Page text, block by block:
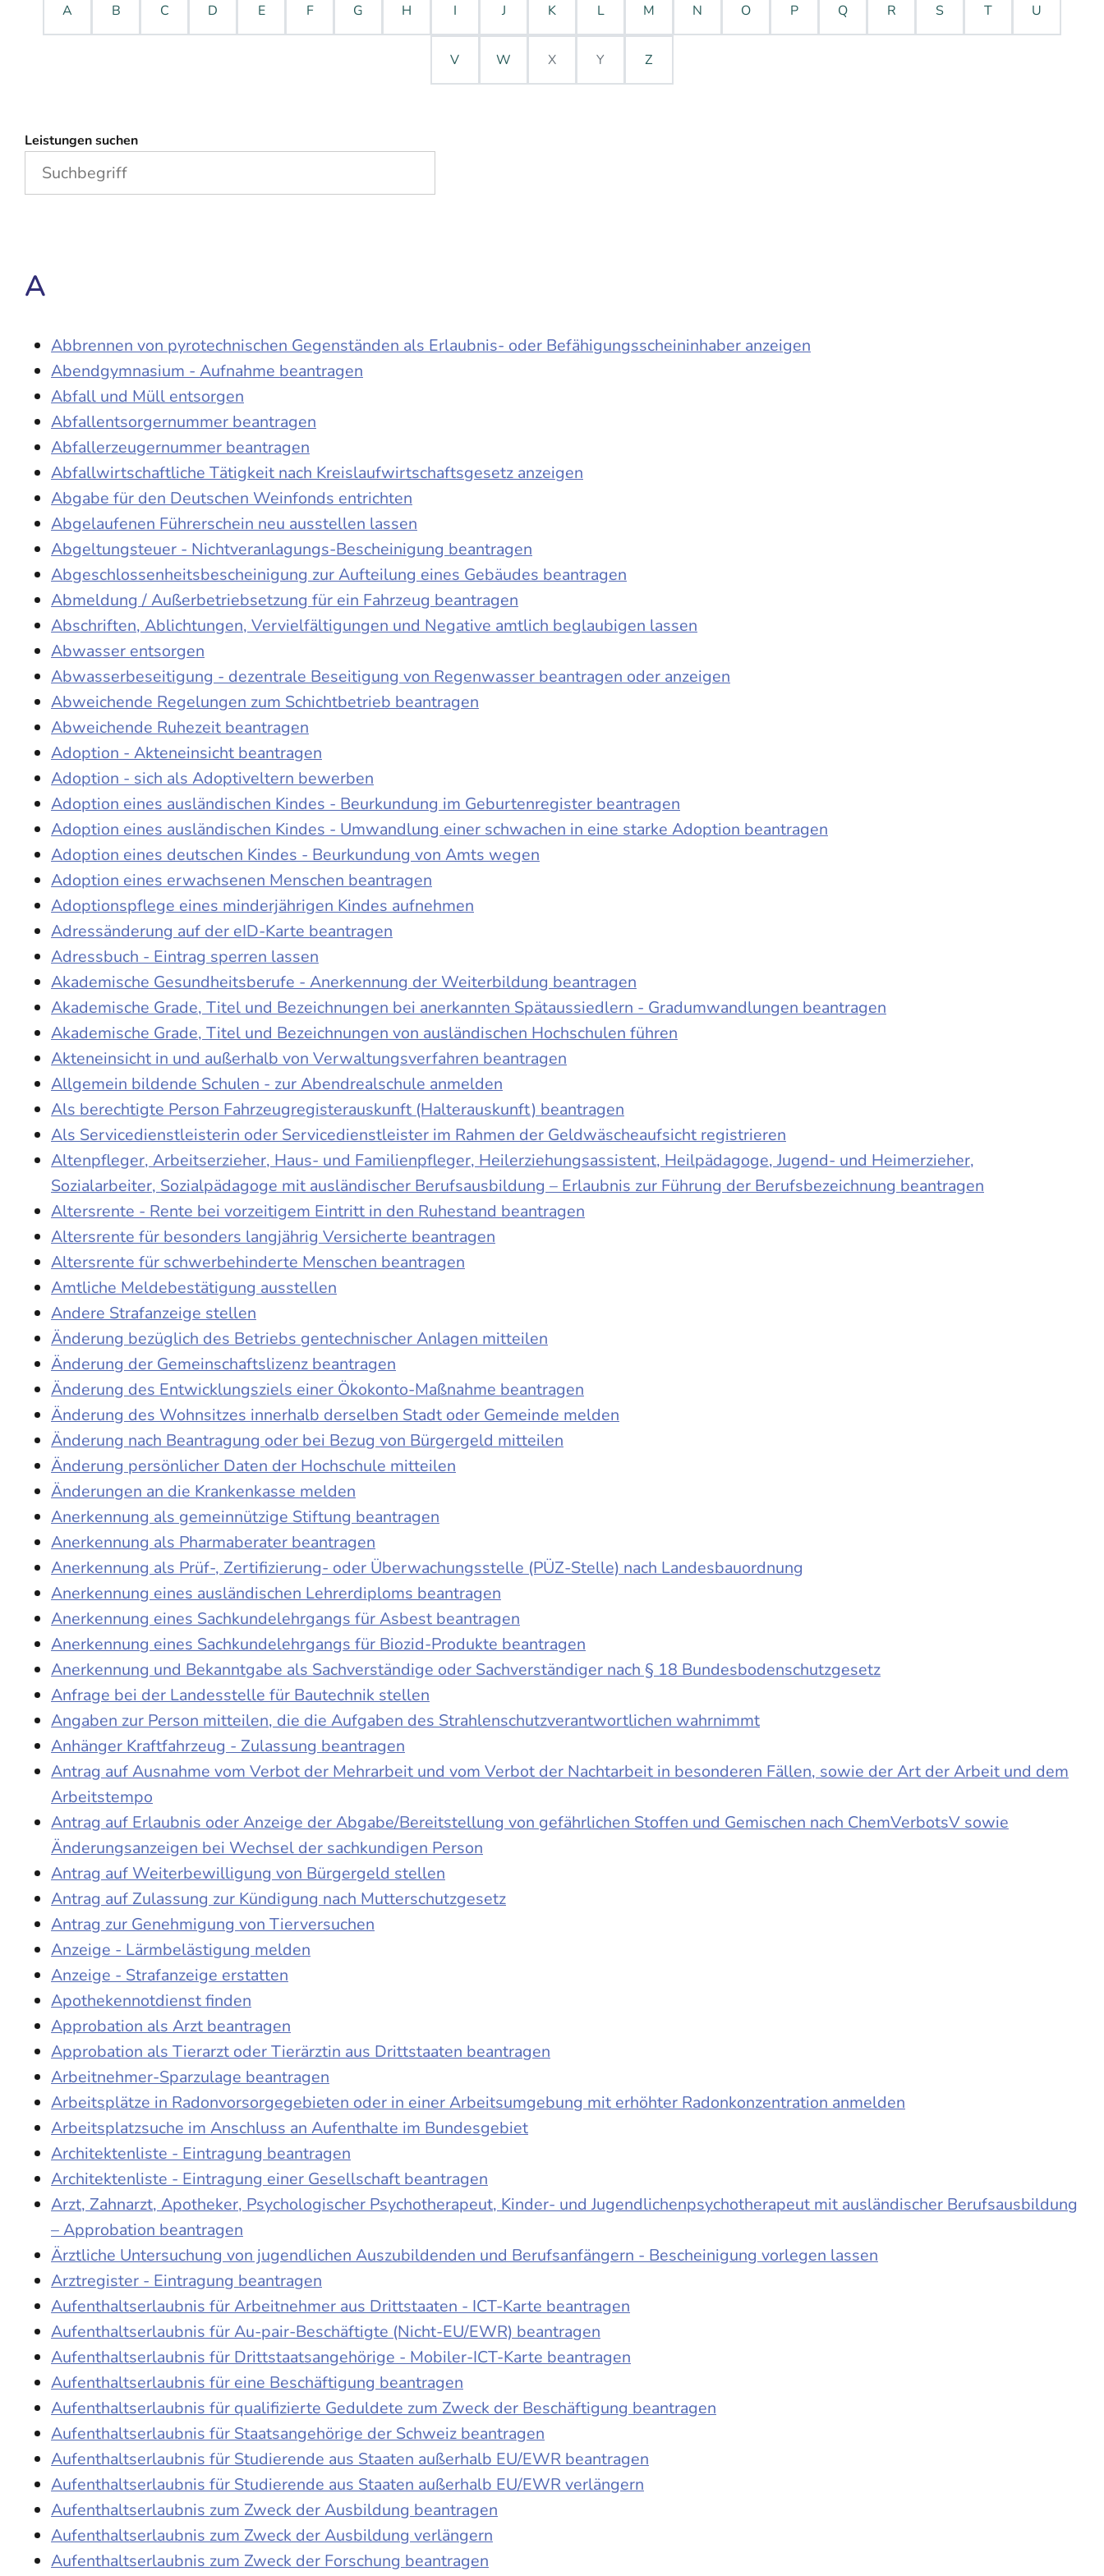
A B C D E F G H I J K L M N O P Q R S T U
V W X Y Z
Leistungen suchen
A
Abbrennen von pyrotechnischen Gegenständen als Erlaubnis- oder Befähigungsscheininhaber anzeigen
Abendgymnasium - Aufnahme beantragen
Abfall und Müll entsorgen
Abfallentsorgernummer beantragen
Abfallerzeugernummer beantragen
Abfallwirtschaftliche Tätigkeit nach Kreislaufwirtschaftsgesetz anzeigen
Abgabe für den Deutschen Weinfonds entrichten
Abgelaufenen Führerschein neu ausstellen lassen
Abgeltungsteuer - Nichtveranlagungs-Bescheinigung beantragen
Abgeschlossenheitsbescheinigung zur Aufteilung eines Gebäudes beantragen
Abmeldung / Außerbetriebsetzung für ein Fahrzeug beantragen
Abschriften, Ablichtungen, Vervielfältigungen und Negative amtlich beglaubigen lassen
Abwasser entsorgen
Abwasserbeseitigung - dezentrale Beseitigung von Regenwasser beantragen oder anzeigen
Abweichende Regelungen zum Schichtbetrieb beantragen
Abweichende Ruhezeit beantragen
Adoption - Akteneinsicht beantragen
Adoption - sich als Adoptiveltern bewerben
Adoption eines ausländischen Kindes - Beurkundung im Geburtenregister beantragen
Adoption eines ausländischen Kindes - Umwandlung einer schwachen in eine starke Adoption beantragen
Adoption eines deutschen Kindes - Beurkundung von Amts wegen
Adoption eines erwachsenen Menschen beantragen
Adoptionspflege eines minderjährigen Kindes aufnehmen
Adressänderung auf der eID-Karte beantragen
Adressbuch - Eintrag sperren lassen
Akademische Gesundheitsberufe - Anerkennung der Weiterbildung beantragen
Akademische Grade, Titel und Bezeichnungen bei anerkannten Spätaussiedlern - Gradumwandlungen beantragen
Akademische Grade, Titel und Bezeichnungen von ausländischen Hochschulen führen
Akteneinsicht in und außerhalb von Verwaltungsverfahren beantragen
Allgemein bildende Schulen - zur Abendrealschule anmelden
Als berechtigte Person Fahrzeugregisterauskunft (Halterauskunft) beantragen
Als Servicedienstleisterin oder Servicedienstleister im Rahmen der Geldwäscheaufsicht registrieren
Altenpfleger, Arbeitserzieher, Haus- und Familienpfleger, Heilerziehungsassistent, Heilpädagoge, Jugend- und Heimerzieher,
Sozialarbeiter, Sozialpädagoge mit ausländischer Berufsausbildung – Erlaubnis zur Führung der Berufsbezeichnung beantragen
Altersrente - Rente bei vorzeitigem Eintritt in den Ruhestand beantragen
Altersrente für besonders langjährig Versicherte beantragen
Altersrente für schwerbehinderte Menschen beantragen
Amtliche Meldebestätigung ausstellen
Andere Strafanzeige stellen
Änderung bezüglich des Betriebs gentechnischer Anlagen mitteilen
Änderung der Gemeinschaftslizenz beantragen
Änderung des Entwicklungsziels einer Ökokonto-Maßnahme beantragen
Änderung des Wohnsitzes innerhalb derselben Stadt oder Gemeinde melden
Änderung nach Beantragung oder bei Bezug von Bürgergeld mitteilen
Änderung persönlicher Daten der Hochschule mitteilen
Änderungen an die Krankenkasse melden
Anerkennung als gemeinnützige Stiftung beantragen
Anerkennung als Pharmaberater beantragen
Anerkennung als Prüf-, Zertifizierung- oder Überwachungsstelle (PÜZ-Stelle) nach Landesbauordnung
Anerkennung eines ausländischen Lehrerdiploms beantragen
Anerkennung eines Sachkundelehrgangs für Asbest beantragen
Anerkennung eines Sachkundelehrgangs für Biozid-Produkte beantragen
Anerkennung und Bekanntgabe als Sachverständige oder Sachverständiger nach § 18 Bundesbodenschutzgesetz
Anfrage bei der Landesstelle für Bautechnik stellen
Angaben zur Person mitteilen, die die Aufgaben des Strahlenschutzverantwortlichen wahrnimmt
Anhänger Kraftfahrzeug - Zulassung beantragen
Antrag auf Ausnahme vom Verbot der Mehrarbeit und vom Verbot der Nachtarbeit in besonderen Fällen, sowie der Art der Arbeit und dem
Arbeitstempo
Antrag auf Erlaubnis oder Anzeige der Abgabe/Bereitstellung von gefährlichen Stoffen und Gemischen nach ChemVerbotsV sowie
Änderungsanzeigen bei Wechsel der sachkundigen Person
Antrag auf Weiterbewilligung von Bürgergeld stellen
Antrag auf Zulassung zur Kündigung nach Mutterschutzgesetz
Antrag zur Genehmigung von Tierversuchen
Anzeige - Lärmbelästigung melden
Anzeige - Strafanzeige erstatten
Apothekennotdienst finden
Approbation als Arzt beantragen
Approbation als Tierarzt oder Tierärztin aus Drittstaaten beantragen
Arbeitnehmer-Sparzulage beantragen
Arbeitsplätze in Radonvorsorgegebieten oder in einer Arbeitsumgebung mit erhöhter Radonkonzentration anmelden
Arbeitsplatzsuche im Anschluss an Aufenthalte im Bundesgebiet
Architektenliste - Eintragung beantragen
Architektenliste - Eintragung einer Gesellschaft beantragen
Arzt, Zahnarzt, Apotheker, Psychologischer Psychotherapeut, Kinder- und Jugendlichenpsychotherapeut mit ausländischer Berufsausbildung
– Approbation beantragen
Ärztliche Untersuchung von jugendlichen Auszubildenden und Berufsanfängern - Bescheinigung vorlegen lassen
Arztregister - Eintragung beantragen
Aufenthaltserlaubnis für Arbeitnehmer aus Drittstaaten - ICT-Karte beantragen
Aufenthaltserlaubnis für Au-pair-Beschäftigte (Nicht-EU/EWR) beantragen
Aufenthaltserlaubnis für Drittstaatsangehörige - Mobiler-ICT-Karte beantragen
Aufenthaltserlaubnis für eine Beschäftigung beantragen
Aufenthaltserlaubnis für qualifizierte Geduldete zum Zweck der Beschäftigung beantragen
Aufenthaltserlaubnis für Staatsangehörige der Schweiz beantragen
Aufenthaltserlaubnis für Studierende aus Staaten außerhalb EU/EWR beantragen
Aufenthaltserlaubnis für Studierende aus Staaten außerhalb EU/EWR verlängern
Aufenthaltserlaubnis zum Zweck der Ausbildung beantragen
Aufenthaltserlaubnis zum Zweck der Ausbildung verlängern
Aufenthaltserlaubnis zum Zweck der Forschung beantragen